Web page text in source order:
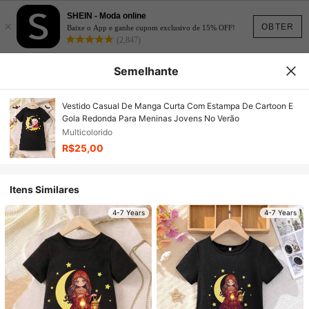
OBTER
×
SHEIN - Moda online
Baixe o App e ganhe cupom exclusivo de 15% OFF!
(2,847)
Semelhante
Vestido Casual De Manga Curta Com Estampa De Cartoon E
Gola Redonda Para Meninas Jovens No Verão
Multicolorido
R$25,00
Itens Similares
4-7 Years 4-7 Years